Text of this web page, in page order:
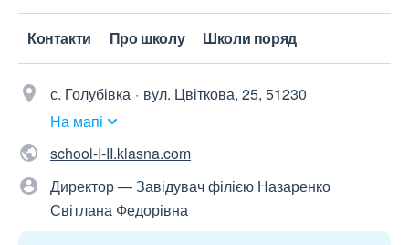
Контакти Про школу Школи поряд
с. Голубівка
вул. Цвіткова, 25, 51230
На мапі
school-I-II.klasna.com
Директор — Завідувач філією Назаренко
Світлана Федорівна